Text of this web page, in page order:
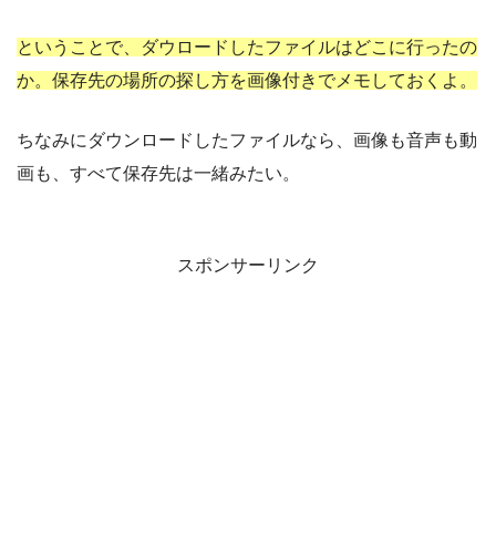
ということで、ダウロードしたファイルはどこに行ったの
か。保存先の場所の探し方を画像付きでメモしておくよ。
ちなみにダウンロードしたファイルなら、画像も音声も動
画も、すべて保存先は一緒みたい。
スポンサーリンク